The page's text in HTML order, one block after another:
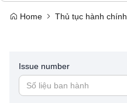
Home Thủ tục hành chính
Issue number